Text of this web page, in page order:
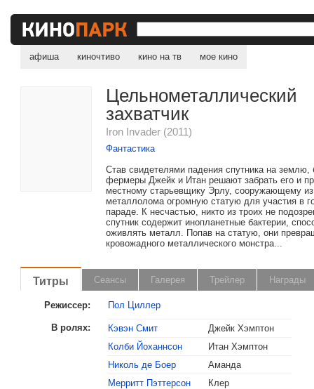
афиша киночтиво кино на тв мое кино
Цельнометаллический
захватчик
Iron Invader (2011)
Фантастика
Став свидетелями падения спутника на землю,
фермеры Джейк и Итан решают забрать его и
местному старьевщику Эрлу, сооружающему из
металлолома огромную статую для участия в
параде. К несчастью, никто из троих не
спутник содержит инопланетные бактерии,
оживлять металл. Попав на статую, они
кровожадного металлического монстра...
Титры Сеансы Галерея Трейлер Награды
Режиссер: Пол Циллер
В ролях: Кэвэн Смит
Джейк Хэмптон
Колби Йоханнсон
Итан Хэмптон
Николь де Боер
Аманда
Мерритт Пэттерсон
Клер